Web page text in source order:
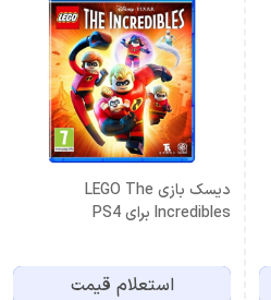
دیسک بازی LEGO The
Incredibles برای PS4
استعلام قیمت